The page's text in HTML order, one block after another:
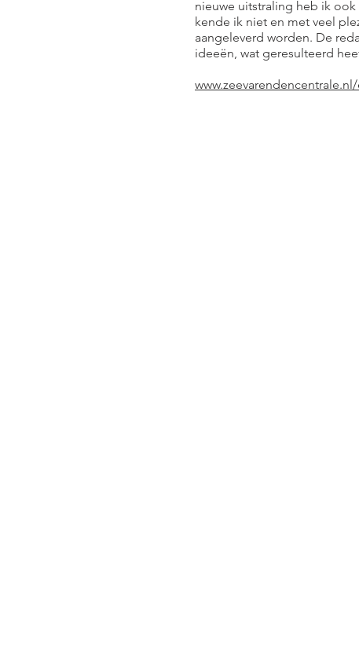
nieuwe uitstraling heb ik
kende ik niet en met veel
aangeleverd worden. De
ideeën, wat geresulteerd